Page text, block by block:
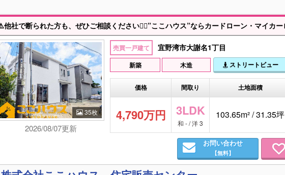
35枚
2026/08/07更新
売買一戸建て 宜野湾市大謝名1丁目
新築 木造 ストリートビュー
価格 間取り 土地面積
4,790万円 3LDK
和 - / 洋 3
103.65m² / 31.35坪
お問い合わせ
【無料】